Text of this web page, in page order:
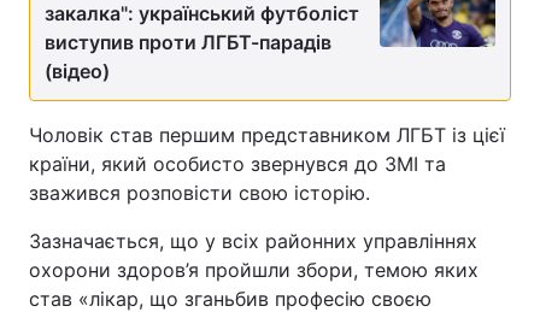
закалка": український футболіст
виступив проти ЛГБТ-парадів
(відео)
Чоловік став першим представником ЛГБТ із цієї
країни, який особисто звернувся до ЗМІ та
зважився розповісти свою історію.
Зазначається, що у всіх районних управліннях
охорони здоров’я пройшли збори, темою яких
став «лікар, що зганьбив професію своєю